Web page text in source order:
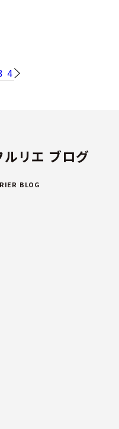
4
リエ ブログ
BLOG